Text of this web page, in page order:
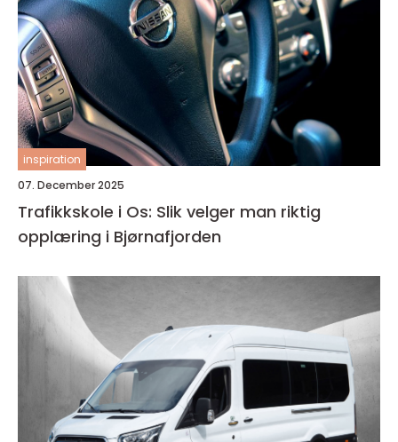
inspiration
07. December 2025
Trafikkskole i Os: Slik velger man riktig
opplæring i Bjørnafjorden